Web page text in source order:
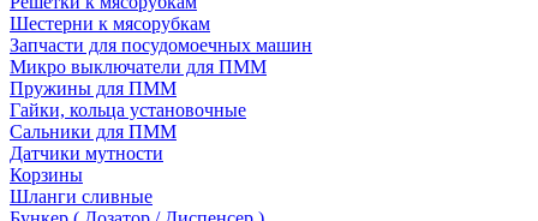
Шестерни к мясорубкам
Запчасти для посудомоечных машин
Микро выключатели для ПММ
Пружины для ПММ
Гайки, кольца установочные
Сальники для ПММ
Датчики мутности
Корзины
Шланги сливные